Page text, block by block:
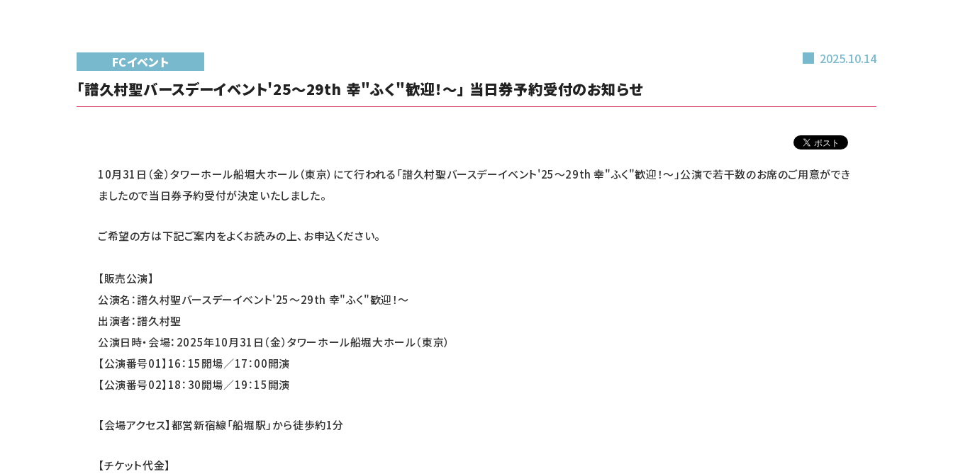
FCイベント 2025.10.14
「譜久村聖バースデーイベント'25～29th 幸"ふく"歓迎！～」 当日券予約受付のお知らせ
10月31日（金）タワーホール船堀大ホール（東京）にて行われる「譜久村聖バースデーイベント'25～29th 幸"ふく"歓迎！～」公演で若干数のお席のご用意ができ
ましたので当日券予約受付が決定いたしました。
ご希望の方は下記ご案内をよくお読みの上、お申込ください。
【販売公演】
公演名：譜久村聖バースデーイベント'25～29th 幸"ふく"歓迎！～
出演者：譜久村聖
公演日時・会場：2025年10月31日（金）タワーホール船堀大ホール（東京）
【公演番号01】16：15開場／17：00開演
【公演番号02】18：30開場／19：15開演
【会場アクセス】都営新宿線「船堀駅」から徒歩約1分
【チケット代金】